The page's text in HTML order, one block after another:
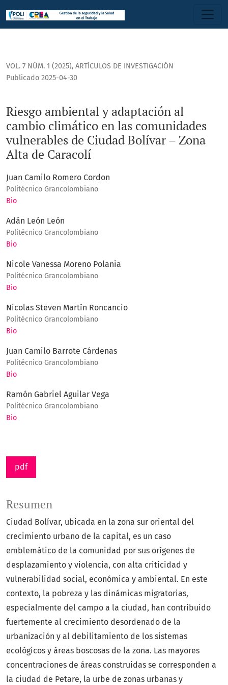
VOL. 7 NÚM. 1 (2025), ARTÍCULOS DE INVESTIGACIÓN
Riesgo ambiental y adaptación al
cambio climático en las comunidades
vulnerables de Ciudad Bolívar – Zona
Alta de Caracolí
Publicado 2025-04-30
Juan Camilo Romero Cordon
Politécnico Grancolombiano
Bio
Adán León León
Politécnico Grancolombiano
Bio
Nicole Vanessa Moreno Polania
Politécnico Grancolombiano
Bio
Nicolas Steven Martín Roncancio
Politécnico Grancolombiano
Bio
Juan Camilo Barrote Cárdenas
Politécnico Grancolombiano
Bio
Ramón Gabriel Aguilar Vega
Politécnico Grancolombiano
Bio
pdf
Resumen
Ciudad Bolívar, ubicada en la zona sur oriental del
crecimiento urbano de la capital, es un caso
emblemático de la comunidad por sus orígenes de
desplazamiento y violencia, con alta criticidad y
vulnerabilidad social, económica y ambiental. En este
contexto, la pobreza y las dinámicas migratorias,
especialmente del campo a la ciudad, han contribuido
fuertemente al crecimiento desordenado de la
urbanización y al debilitamiento de los sistemas
ecológicos y áreas boscosas de la zona. Las mayores
concentraciones de áreas construidas se corresponden a
la ciudad de Petare, la urbe de zonas urbanas y